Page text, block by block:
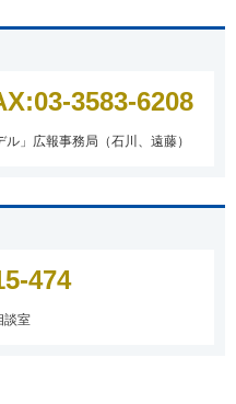
3583-6208
」広報事務局（石川、遠藤）
474
談室